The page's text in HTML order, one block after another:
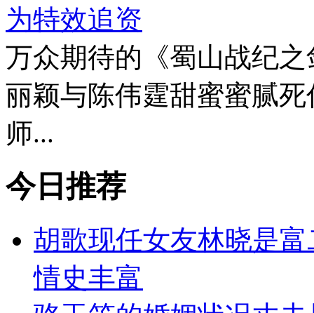
为特效追资
万众期待的《蜀山战纪
丽颖与陈伟霆甜蜜蜜腻
师...
今日推荐
胡歌现任女友林晓是
情史丰富